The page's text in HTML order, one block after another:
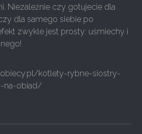
Niezależnie czy gotujecie dla
dla samego siebie po
zwykle jest prosty: uśmiechy i
kotlety-rybne-siostry-
na-obiad/